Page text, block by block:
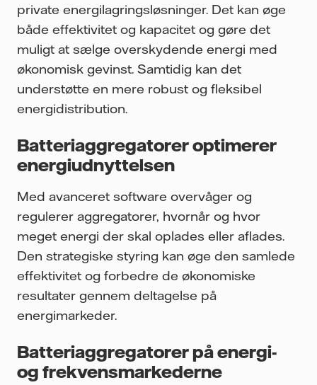
private energilagringsløsninger. Det kan øge
både effektivitet og kapacitet og gøre det
muligt at sælge overskydende energi med
økonomisk gevinst. Samtidig kan det
understøtte en mere robust og fleksibel
energidistribution.
Batteriaggregatorer optimerer
energiudnyttelsen
Med avanceret software overvåger og
regulerer aggregatorer, hvornår og hvor
meget energi der skal oplades eller aflades.
Den strategiske styring kan øge den samlede
effektivitet og forbedre de økonomiske
resultater gennem deltagelse på
energimarkeder.
Batteriaggregatorer på energi-
og frekvensmarkederne